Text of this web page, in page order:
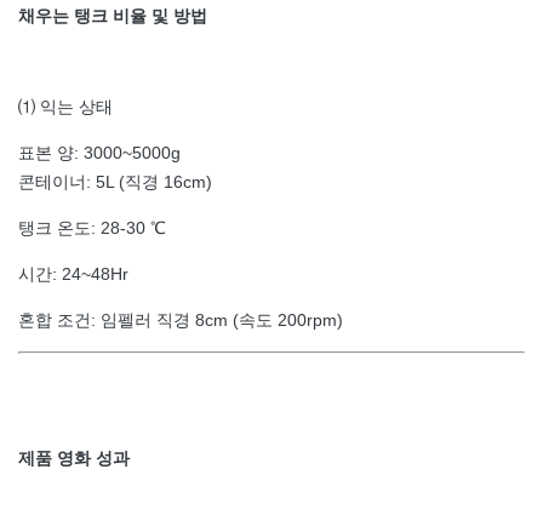
채우는 탱크 비율 및 방법
⑴ 익는 상태
표본 양: 3000~5000g
콘테이너: 5L (직경 16cm)
탱크 온도: 28-30 ℃
시간: 24~48Hr
혼합 조건: 임펠러 직경 8cm (속도 200rpm)
제품 영화 성과